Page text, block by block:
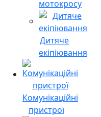
мотокросу
Дитяче
екіпіювання
Комунікаційні
пристрої